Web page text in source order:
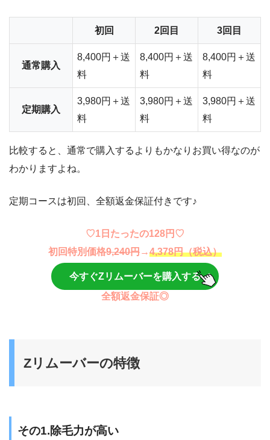
初回 2回目 3回目
通常購入
8,400円＋送
料
8,400円＋送
料
8,400円＋送
料
定期購入
3,980円＋送
料
3,980円＋送
料
3,980円＋送
料
比較すると、通常で購入するよりもかなりお買い得なのが
わかりますよね。
定期コースは初回、全額返金保証付きです♪
♡1日たったの128円♡
初回特別価格9,240円→4,378円（税込）
今すぐZリムーバーを購入する
全額返金保証◎
Zリムーバーの特徴
その1.除毛力が高い